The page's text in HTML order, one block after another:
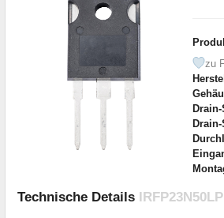
zu
Technische Details